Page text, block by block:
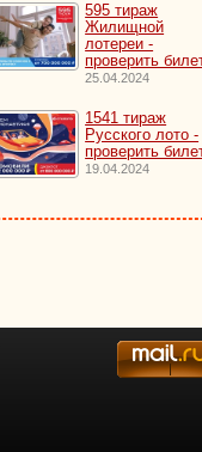
595 тираж
Жилищной
лотереи -
проверить
25.04.2024
1541 тираж
Русского лото -
проверить
19.04.2024